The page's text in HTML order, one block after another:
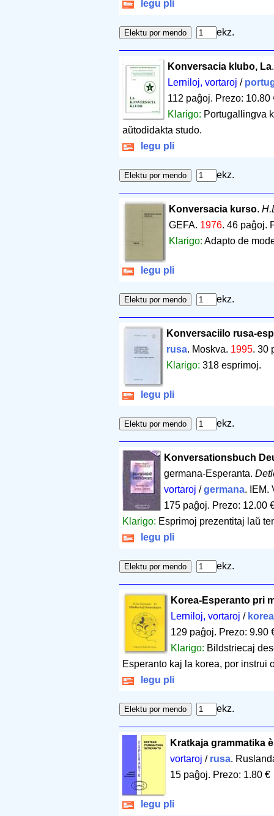
legu pli
ekz.
Konversacia klubo, La
Lerniloj, vortaroj /
112 paĝoj. Prezo: 10.80
Klarigo: Portugallingva
aŭtodidakta studo.
legu pli
ekz.
Konversacia kurso.
GEFA. 1976. 46 paĝoj.
Klarigo: Adapto de
legu pli
ekz.
Konversaciilo rusa-
rusa. Moskva. 1995.30
Klarigo:318 esprimoj.
legu pli
ekz.
Konversationsbuch
germana-Esperanta.
vortaroj /germana. IEM.
175 paĝoj. Prezo: 12.00
Klarigo: Esprimoj prezentitaj laŭ
legu pli
ekz.
Korea-Esperanto pri
Lerniloj, vortaroj / korea
129 paĝoj. Prezo: 9.90
Klarigo: Bildstriecaj
Esperanto kaj la korea, por instrui
legu pli
ekz.
Kratkaja grammatika
vortaroj / rusa.
15 paĝoj. Prezo: 1.80 €
legu pli